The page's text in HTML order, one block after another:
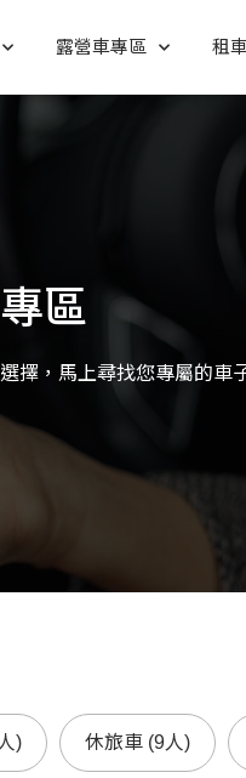
露營車專區 租
區
擇，馬上尋找您專屬的車
) 休旅車 (9人)